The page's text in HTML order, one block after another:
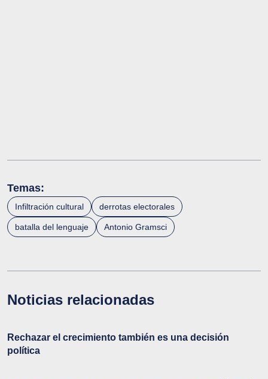
Temas:
Infiltración cultural derrotas electorales
batalla del lenguaje Antonio Gramsci
Noticias relacionadas
Rechazar el crecimiento también es una decisión
política